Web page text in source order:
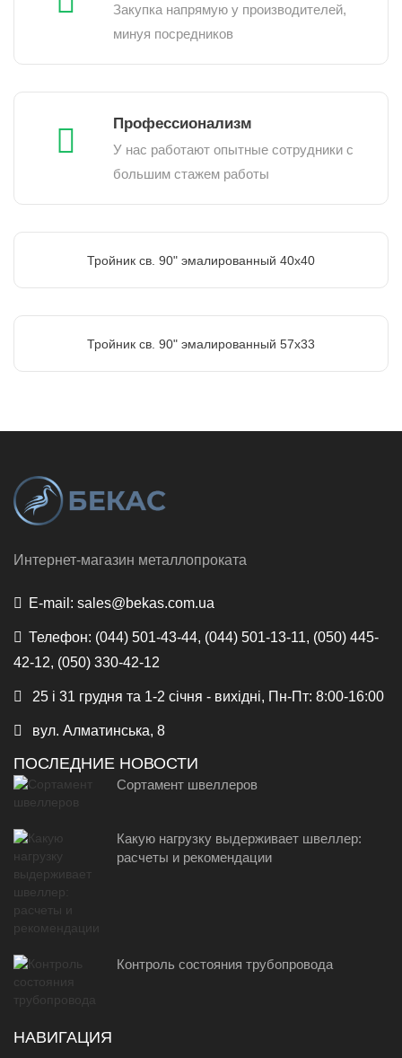
Закупка напрямую у производителей,
минуя посредников
Профессионализм
У нас работают опытные сотрудники с
большим стажем работы
Тройник св. 90" эмалированный 40х40
Тройник св. 90" эмалированный 57х33
Интернет-магазин металлопроката
E-mail: sales@bekas.com.ua
Телефон: (044) 501-43-44, (044) 501-13-11, (050) 445-
42-12, (050) 330-42-12
25 і 31 грудня та 1-2 січня - вихідні, Пн-Пт: 8:00-16:00
вул. Алматинська, 8
ПОСЛЕДНИЕ НОВОСТИ
Сортамент швеллеров
Какую нагрузку выдерживает швеллер:
расчеты и рекомендации
Контроль состояния трубопровода
НАВИГАЦИЯ